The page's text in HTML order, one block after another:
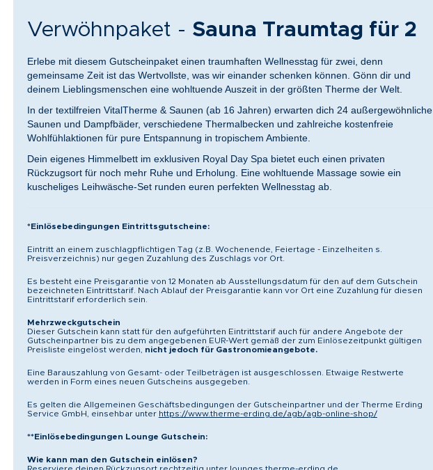
Verwöhnpaket - Sauna Traumtag für 2
Erlebe mit diesem Gutscheinpaket einen traumhaften Wellnesstag für zwei, denn
gemeinsame Zeit ist das Wertvollste, was wir einander schenken können. Gönn dir und
deinem Lieblingsmenschen eine wohltuende Auszeit in der größten Therme der Welt.
In der textilfreien VitalTherme & Saunen (ab 16 Jahren) erwarten dich 24 außergewöhnliche
Saunen und Dampfbäder, verschiedene Thermalbecken und zahlreiche kostenfreie
Wohlfühlaktionen für pure Entspannung in tropischem Ambiente.
Dein eigenes Himmelbett im exklusiven Royal Day Spa bietet euch einen privaten
Rückzugsort für noch mehr Ruhe und Erholung. Eine wohltuende Massage sowie ein
kuscheliges Leihwäsche-Set runden euren perfekten Wellnesstag ab.
*Einlösebedingungen Eintrittsgutscheine:
Eintritt an einem zuschlagpflichtigen Tag (z.B. Wochenende, Feiertage - Einzelheiten s.
Preisverzeichnis) nur gegen Zuzahlung des Zuschlags vor Ort.
Es besteht eine Preisgarantie von 12 Monaten ab Ausstellungsdatum für den auf dem Gutschein
bezeichneten Eintrittstarif. Nach Ablauf der Preisgarantie kann vor Ort eine Zuzahlung für diesen
Eintrittstarif erforderlich sein.
Mehrzweckgutschein
Dieser Gutschein kann statt für den aufgeführten Eintrittstarif auch für andere Angebote der
Gutscheinpartner bis zu dem angegebenen EUR-Wert gemäß der zum Einlösezeitpunkt gültigen
Preisliste eingelöst werden, nicht jedoch für Gastronomieangebote.
Eine Barauszahlung von Gesamt- oder Teilbeträgen ist ausgeschlossen. Etwaige Restwerte
werden in Form eines neuen Gutscheins ausgegeben.
Es gelten die Allgemeinen Geschäftsbedingungen der Gutscheinpartner und der Therme Erding
Service GmbH, einsehbar unter https://www.therme-erding.de/agb/agb-online-shop/
**Einlösebedingungen Lounge Gutschein:
Wie kann man den Gutschein einlösen?